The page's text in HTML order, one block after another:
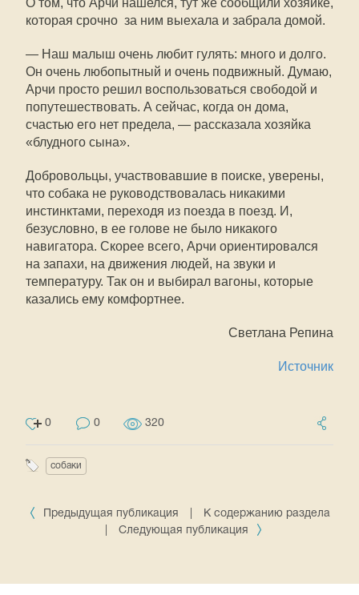
О том, что Арчи нашелся, тут же сообщили хозяйке,
которая срочно за ним выехала и забрала домой.
— Наш малыш очень любит гулять: много и долго.
Он очень любопытный и очень подвижный. Думаю,
Арчи просто решил воспользоваться свободой и
попутешествовать. А сейчас, когда он дома,
счастью его нет предела, — рассказала хозяйка
«блудного сына».
Добровольцы, участвовавшие в поиске, уверены,
что собака не руководствовалась никакими
инстинктами, переходя из поезда в поезд. И,
безусловно, в ее голове не было никакого
навигатора. Скорее всего, Арчи ориентировался
на запахи, на движения людей, на звуки и
температуру. Так он и выбирал вагоны, которые
казались ему комфортнее.
Светлана Репина
Источник
0 0 320
собаки
Предыдущая публикация
К содержанию раздела
Следующая публикация